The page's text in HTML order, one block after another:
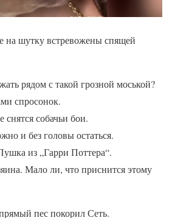
на шутку встревожены спящей
рядом с такой грозной моськой?
спросонок.
собачьи бои.
и без головы остаться.
из „Гарри Поттера“.
Мало ли, что приснится этому
пес покорил Сеть.